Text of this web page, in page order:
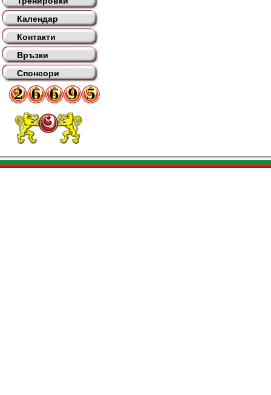
Календар
Контакти
Връзки
Спонсори